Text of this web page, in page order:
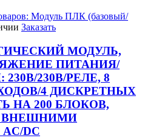
Модуль ПЛК (базовый/
Заказать
МОДУЛЬ,
ПИТАНИЯ/
230В/РЕЛЕ, 8
4 ДИСКРЕТНЫХ
НА 200 БЛОКОВ,
ВНЕШНИМИ
DC